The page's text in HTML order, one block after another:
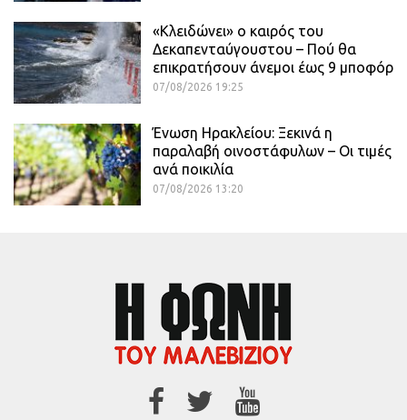
«Κλειδώνει» ο καιρός του
Δεκαπενταύγουστου – Πού θα
επικρατήσουν άνεμοι έως 9 μποφόρ
07/08/2026 19:25
Ένωση Ηρακλείου: Ξεκινά η
παραλαβή οινοστάφυλων – Οι τιμές
ανά ποικιλία
07/08/2026 13:20